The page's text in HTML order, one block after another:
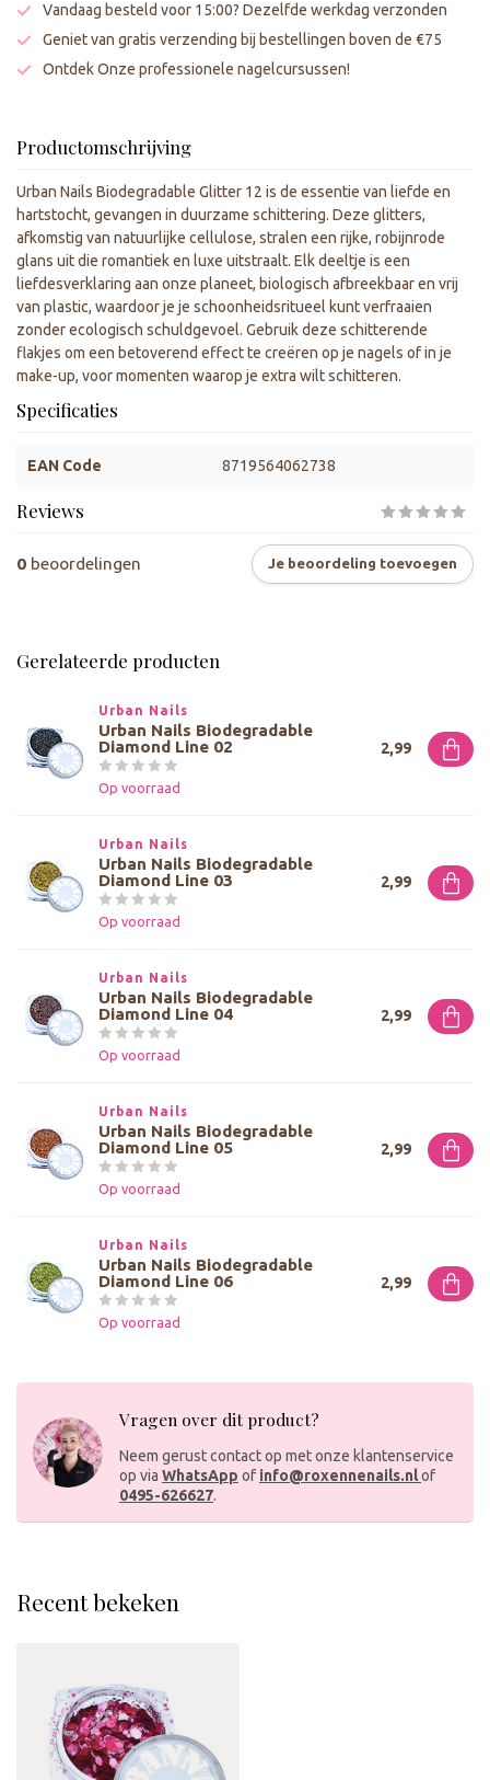
Vandaag besteld voor 15:00? Dezelfde werkdag verzonden
Geniet van gratis verzending bij bestellingen boven de €75
Ontdek Onze professionele nagelcursussen!
Productomschrijving
Urban Nails Biodegradable Glitter 12 is de essentie van liefde en
hartstocht, gevangen in duurzame schittering. Deze glitters,
afkomstig van natuurlijke cellulose, stralen een rijke, robijnrode
glans uit die romantiek en luxe uitstraalt. Elk deeltje is een
liefdesverklaring aan onze planeet, biologisch afbreekbaar en vrij
van plastic, waardoor je je schoonheidsritueel kunt verfraaien
zonder ecologisch schuldgevoel. Gebruik deze schitterende
flakjes om een betoverend effect te creëren op je nagels of in je
make-up, voor momenten waarop je extra wilt schitteren.
Specificaties
EAN Code 8719564062738
Reviews
0 beoordelingen Je beoordeling toevoegen
Gerelateerde producten
Urban Nails
Urban Nails Biodegradable
Diamond Line 02
Op voorraad
2,99
Urban Nails
Urban Nails Biodegradable
Diamond Line 03
Op voorraad
2,99
Urban Nails
Urban Nails Biodegradable
Diamond Line 04
Op voorraad
2,99
Urban Nails
Urban Nails Biodegradable
Diamond Line 05
Op voorraad
2,99
Urban Nails
Urban Nails Biodegradable
Diamond Line 06
Op voorraad
2,99
Vragen over dit product?
Neem gerust contact op met onze klantenservice
op via WhatsApp of info@roxennenails.nlof
0495-626627.
Recent bekeken